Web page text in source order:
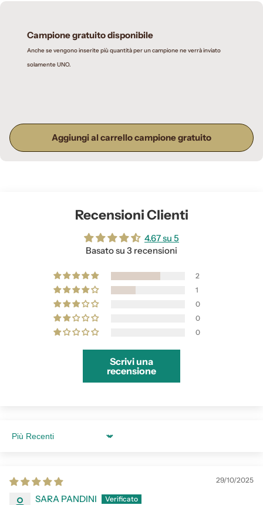
Campione gratuito disponibile
Anche se vengono inserite più quantità per un campione ne verrà inviato
solamente UNO.
Aggiungi al carrello campione gratuito
Recensioni Clienti
4.67 su 5
Basato su 3 recensioni
2
1
0
0
0
Scrivi una
recensione
Sort by
29/10/2025
SARA PANDINI